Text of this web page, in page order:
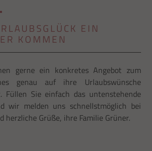
EIN
KOMMEN
gerne ein konkretes Angebot zum
genau auf ihre Urlaubswünsche
Füllen Sie einfach das untenstehende
wir melden uns schnellstmöglich bei
herzliche Grüße, ihre Familie Grüner.